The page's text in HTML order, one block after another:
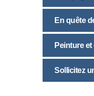
En quête
Peinture
Sollicitez